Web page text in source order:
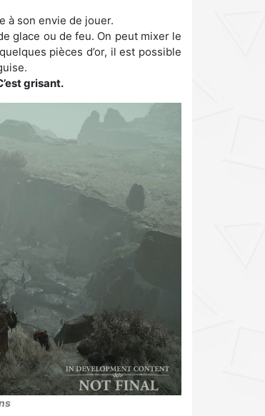
à son envie de jouer.
glace ou de feu. On peut mixer le
pièces d’or, il est possible
grisant.